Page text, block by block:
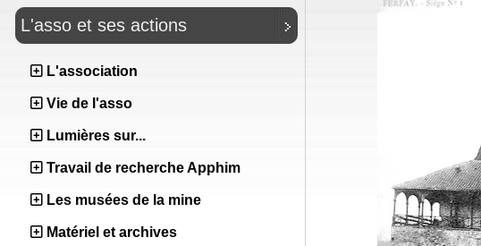
L'asso et ses actions
L'association
Vie de l'asso
Lumières sur...
Travail de recherche Apphim
Les musées de la mine
Matériel et archives